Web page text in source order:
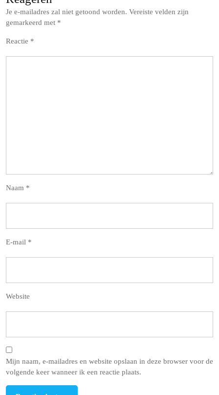
Je e-mailadres zal niet getoond worden. Vereiste velden zijn
gemarkeerd met *
Reactie *
Naam *
E-mail *
Website
Mijn naam, e-mailadres en website opslaan in deze browser voor de
volgende keer wanneer ik een reactie plaats.